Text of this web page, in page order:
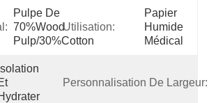
Pulpe De
70%Wood
Pulp/30%Cotton
Utilisation:
Papier
Humide
Médical
Isolation
Personnalisation De Largeur: